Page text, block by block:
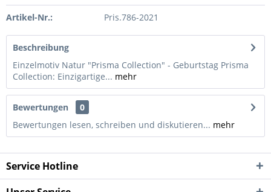
Artikel-Nr.: Pris.786-2021
Beschreibung
Einzelmotiv Natur "Prisma Collection" - Geburtstag Prisma
Collection: Einzigartige... mehr
Bewertungen
0
Bewertungen lesen, schreiben und diskutieren... mehr
Service Hotline